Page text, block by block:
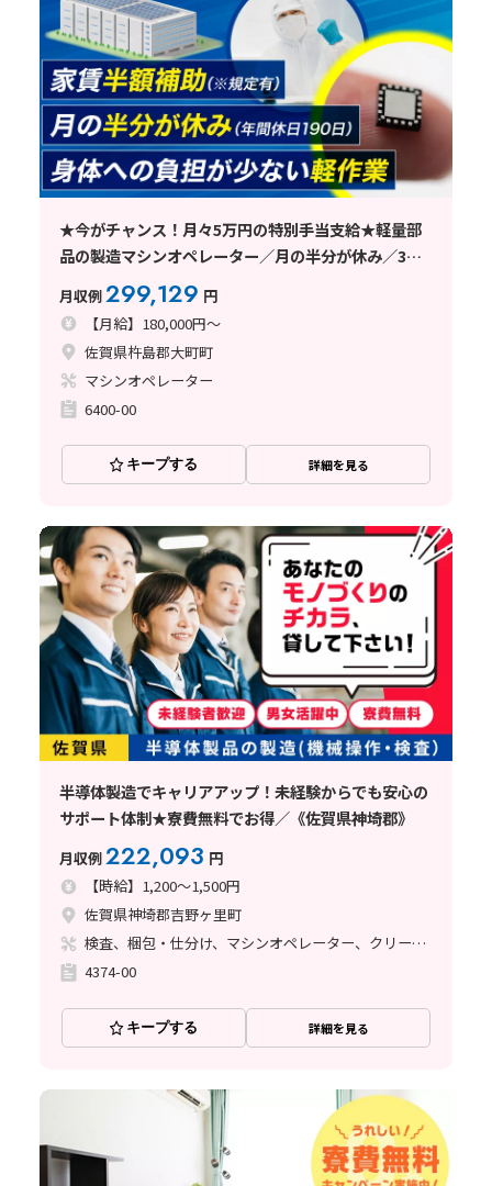
★今がチャンス！月々5万円の特別手当支給★軽量部
品の製造マシンオペレーター／月の半分が休み／3勤3
休／日払い可
月収例299,129 円
【月給】180,000円～
佐賀県杵島郡大町町
マシンオペレーター
6400-00
キープする 詳細を見る
半導体製造でキャリアアップ！未経験からでも安心の
サポート体制★寮費無料でお得／《佐賀県神埼郡》
月収例222,093 円
【時給】1,200～1,500円
佐賀県神埼郡吉野ヶ里町
検査、梱包・仕分け、マシンオペレーター、クリーンルーム、品質管理、立ち作業
4374-00
キープする 詳細を見る